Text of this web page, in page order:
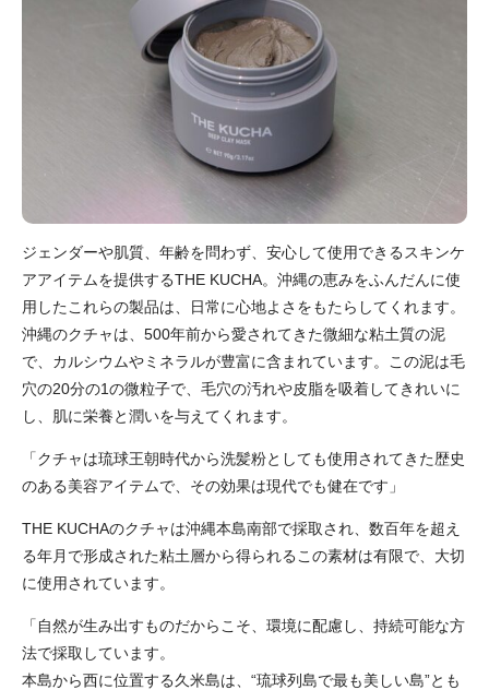
ジェンダーや肌質、年齢を問わず、安心して使用できるスキンケ
アアイテムを提供するTHE KUCHA。 沖縄の恵みをふんだんに使
用したこれらの製品は、日常に心地よさをもたらしてくれます。
沖縄のクチャは、500年前から愛されてきた微細な粘土質の泥
で、カルシウムやミネラルが豊富に含まれています。
この泥は毛
穴の20分の1の微粒子で、毛穴の汚れや皮脂を吸着してきれいに
し、肌に栄養と潤いを与えてくれます。
「クチャは琉球王朝時代から洗髪粉としても使用されてきた歴史
のある美容アイテムで、その効果は現代でも健在です」
THE KUCHAのクチャは沖縄本島南部で採取され、数百年を超え
る年月で形成された粘土層から得られるこの素材は有限で、大切
に使用されています。
「自然が生み出すものだからこそ、環境に配慮し、持続可能な方
法で採取しています。
本島から西に位置する久米島は、“琉球列島で最も美しい島”とも